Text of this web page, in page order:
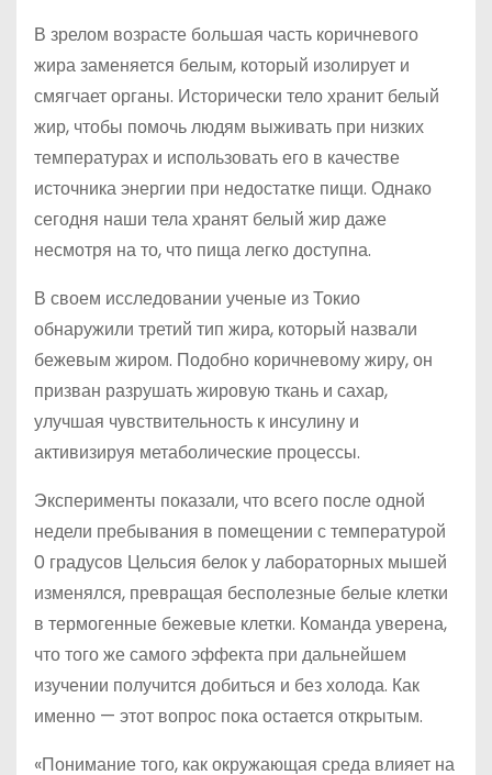
В зрелом возрасте большая часть коричневого
жира заменяется белым, который изолирует и
смягчает органы. Исторически тело хранит белый
жир, чтобы помочь людям выживать при низких
температурах и использовать его в качестве
источника энергии при недостатке пищи. Однако
сегодня наши тела хранят белый жир даже
несмотря на то, что пища легко доступна.
В своем исследовании ученые из Токио
обнаружили третий тип жира, который назвали
бежевым жиром. Подобно коричневому жиру, он
призван разрушать жировую ткань и сахар,
улучшая чувствительность к инсулину и
активизируя метаболические процессы.
Эксперименты показали, что всего после одной
недели пребывания в помещении с температурой
0 градусов Цельсия белок у лабораторных мышей
изменялся, превращая бесполезные белые клетки
в термогенные бежевые клетки. Команда уверена,
что того же самого эффекта при дальнейшем
изучении получится добиться и без холода. Как
именно — этот вопрос пока остается открытым.
«Понимание того, как окружающая среда влияет на